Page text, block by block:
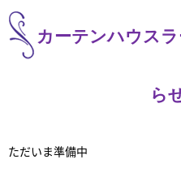
カーテンハウス
ら
ただいま準備中